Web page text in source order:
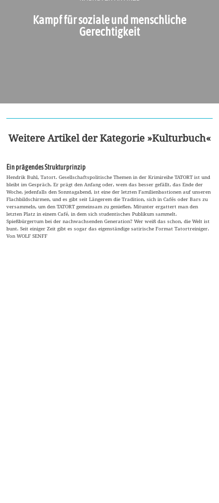
Kampf für soziale und menschliche
Gerechtigkeit
Weitere Artikel der Kategorie »Kulturbuch«
Ein prägendes Strukturprinzip
Hendrik Buhl, Tatort. Gesellschaftspolitische Themen in der Krimireihe TATORT ist und
bleibt im Gespräch. Er prägt den Anfang oder, wem das besser gefällt, das Ende der
Woche, jedenfalls den Sonntagabend, ist eine der letzten Familienbastionen auf unseren
Flachbildschirmen, und es gibt seit Längerem die Tradition, sich in Cafés oder Bars zu
versammeln, um den TATORT gemeinsam zu genießen. Mitunter ergattert man den
letzten Platz in einem Café, in dem sich studentisches Publikum sammelt.
Spießbürgertum bei der nachwachsenden Generation? Wer weiß das schon, die Welt ist
bunt. Seit einiger Zeit gibt es sogar das eigenständige satirische Format Tatortreiniger.
Von WOLF SENFF